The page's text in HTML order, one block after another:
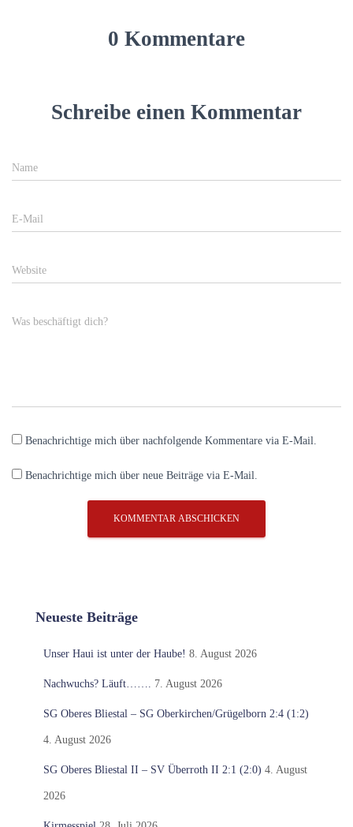
0 Kommentare
Schreibe einen Kommentar
Name
E-Mail
Website
Was beschäftigt dich?
Benachrichtige mich über nachfolgende Kommentare via E-Mail.
Benachrichtige mich über neue Beiträge via E-Mail.
Neueste Beiträge
Unser Haui ist unter der Haube! 8. August 2026
Nachwuchs? Läuft……. 7. August 2026
SG Oberes Bliestal – SG Oberkirchen/Grügelborn 2:4 (1:2)
4. August 2026
SG Oberes Bliestal II – SV Überroth II 2:1 (2:0) 4. August
2026